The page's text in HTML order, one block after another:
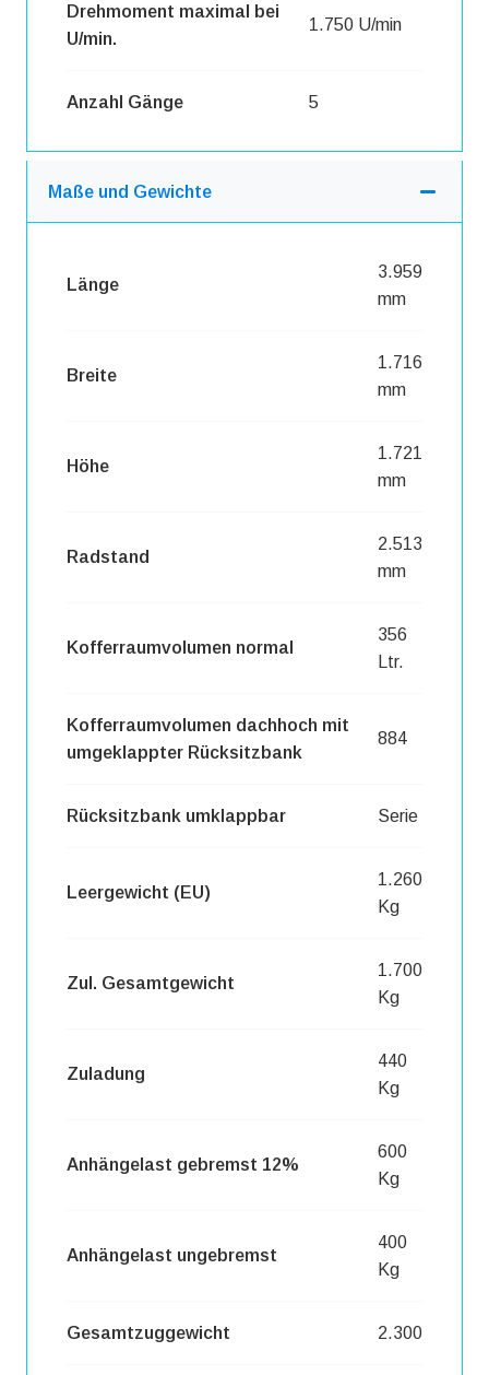
Drehmoment maximal bei
U/min.
1.750 U/min
Anzahl Gänge 5
Maße und Gewichte
Länge
3.959
mm
Breite
1.716
mm
Höhe
1.721
mm
Radstand
2.513
mm
Kofferraumvolumen normal
356
Ltr.
Kofferraumvolumen dachhoch mit
umgeklappter Rücksitzbank
884
Rücksitzbank umklappbar Serie
Leergewicht (EU)
1.260
Kg
Zul. Gesamtgewicht
1.700
Kg
Zuladung
440
Kg
Anhängelast gebremst 12%
600
Kg
Anhängelast ungebremst
400
Kg
Gesamtzuggewicht 2.300